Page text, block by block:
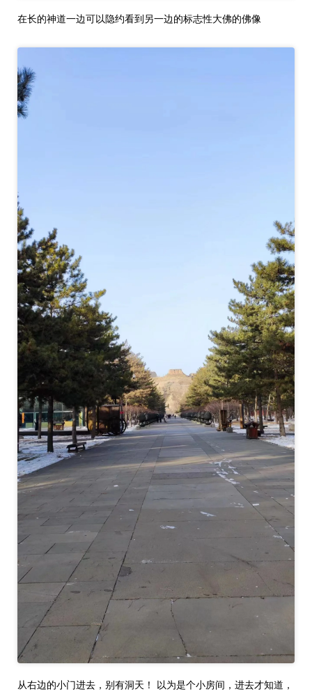
在长的神道一边可以隐约看到另一边的标志性大佛的佛像
从右边的小门进去，别有洞天！ 以为是个小房间，进去才知道，